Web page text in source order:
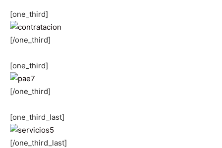
[one_third]
[/one_third]
[one_third]
[/one_third]
[one_third_last]
[/one_third_last]